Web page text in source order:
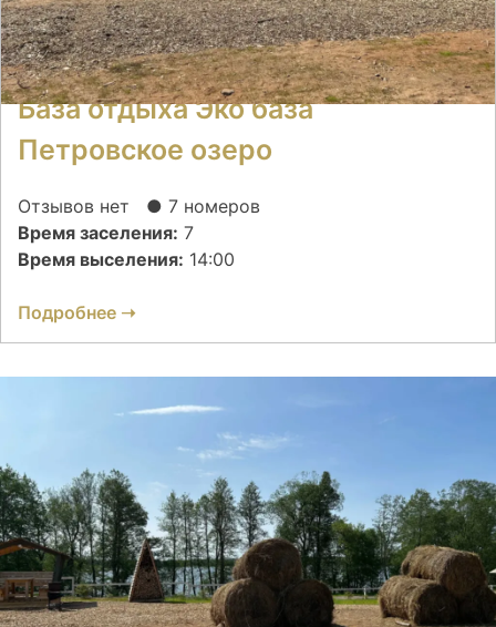
База отдыха Эко база
Петровское озеро
Отзывов нет
● 7 номеров
Время заселения: 7
Время выселения: 14:00
Подробнее ➝